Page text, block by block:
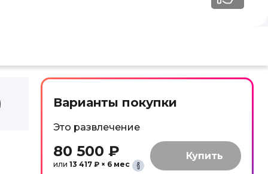
Варианты покупки
Это развлечение
80 500 ₽
или 13 417 ₽ × 6 мес